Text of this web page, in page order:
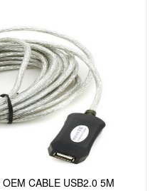
OEM CABLE USB2.0 5M تطويلة أصلي